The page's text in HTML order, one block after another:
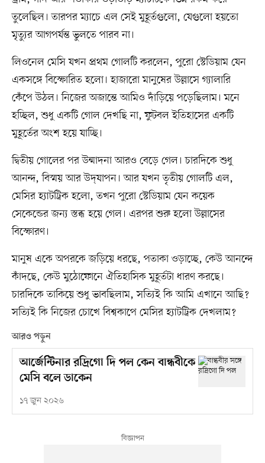
তুলেছিল। তারপর ম্যাচে এল সেই মুহূর্তগুলো, যেগুলো হয়তো
মৃত্যুর আগপর্যন্ত ভুলতে পারব না।
লিওনেল মেসি যখন প্রথম গোলটি করলেন, পুরো স্টেডিয়াম যেন
একসঙ্গে বিস্ফোরিত হলো। হাজারো মানুষের উল্লাসে গ্যালারি
কেঁপে উঠল। নিজের অজান্তে আমিও দাঁড়িয়ে পড়েছিলাম। মনে
হচ্ছিল, শুধু একটি গোল দেখছি না, ফুটবল ইতিহাসের একটি
মুহূর্তের অংশ হয়ে যাচ্ছি।
দ্বিতীয় গোলের পর উন্মাদনা আরও বেড়ে গেল। চারদিকে শুধু
আনন্দ, বিস্ময় আর উদ্‌যাপন। আর যখন তৃতীয় গোলটি এল,
মেসির হ্যাটট্রিক হলো, তখন পুরো স্টেডিয়াম যেন কয়েক
সেকেন্ডের জন্য স্তব্ধ হয়ে গেল। এরপর শুরু হলো উল্লাসের
বিস্ফোরণ।
মানুষ একে অপরকে জড়িয়ে ধরছে, পতাকা ওড়াচ্ছে, কেউ আনন্দে
কাঁদছে, কেউ মুঠোফোনে ঐতিহাসিক মুহূর্তটা ধারণ করছে।
চারদিকে তাকিয়ে শুধু ভাবছিলাম, সত্যিই কি আমি এখানে আছি?
সত্যিই কি নিজের চোখে বিশ্বকাপে মেসির হ্যাটট্রিক দেখলাম?
আরও পড়ুন
আর্জেন্টিনার রদ্রিগো দি পল কেন বান্ধবীকে
মেসি বলে ডাকেন
১৭ জুন ২০২৬